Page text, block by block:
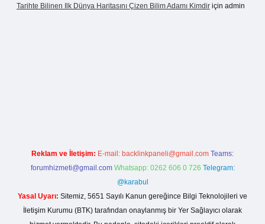
Tarihte Bilinen Ilk Dünya Haritasını Çizen Bilim Adamı Kimdir için admin
Reklam ve İletişim: E-mail: backlinkpaneli@gmail.com Teams:
forumhizmeti@gmail.com Whatsapp: 0262 606 0 726 Telegram:
@karabul
Yasal Uyarı: Sitemiz, 5651 Sayılı Kanun gereğince Bilgi Teknolojileri ve
İletişim Kurumu (BTK) tarafından onaylanmış bir Yer Sağlayıcı olarak